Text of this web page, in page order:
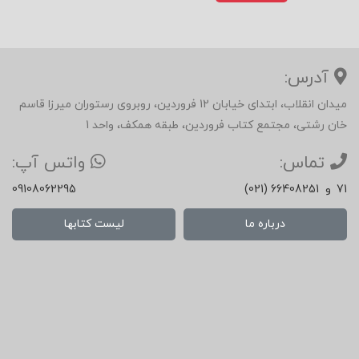
کتاب پنج آموزه حیاتی را برای بازاریابان معاصر
برجسته می‌کند:
برندها خاطره نیستند، خاطره می‌سازند.
هر کهن‌الگو نمونه‌ی ذهنی یک انگیزه
انسانی است (آزادی، قدرت، عشق، خِرد…).
ثبات نمادها شرط شکل‌گیری حافظه‌ی برند
آدرس:
میدان انقلاب، ابتدای خیابان 12 فروردین، روبروی رستوران میرزا قاسم
خان رشتی، مجتمع کتاب فروردین، طبقه همکف، واحد 1
تماس:
(021) 66408251 و 71
واتس آپ:
09108062295
درباره ما لیست کتابها